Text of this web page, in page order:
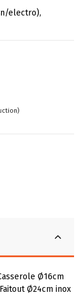
electro),
Ø16cm
Ø24cm inox